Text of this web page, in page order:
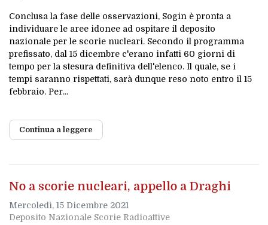
Conclusa la fase delle osservazioni, Sogin è pronta a
individuare le aree idonee ad ospitare il deposito
nazionale per le scorie nucleari. Secondo il programma
prefissato, dal 15 dicembre c'erano infatti 60 giorni di
tempo per la stesura definitiva dell'elenco. Il quale, se i
tempi saranno rispettati, sarà dunque reso noto entro il 15
febbraio. Per...
Continua a leggere
No a scorie nucleari, appello a Draghi
Mercoledì, 15 Dicembre 2021
Deposito Nazionale Scorie Radioattive